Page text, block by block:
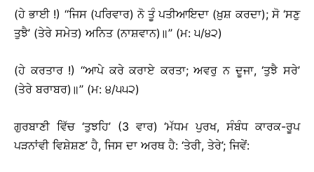
(ਹੇ ਭਾਈ !) ‘‘ਜਿਸ (ਪਰਿਵਾਰ) ਨੋ ਤੂੰ ਪਤੀਆਇਦਾ (ਖ਼ੁਸ਼ ਕਰਦਾ); ਸੋ ‘ਸਣੁ
ਤੁਝੈ’ (ਤੇਰੇ ਸਮੇਤ) ਅਨਿਤ (ਨਾਸ਼ਵਾਨ)॥’’ (ਮ: ੫/੪੨)
(ਹੇ ਕਰਤਾਰ !) ‘‘ਆਪੇ ਕਰੇ ਕਰਾਏ ਕਰਤਾ; ਅਵਰੁ ਨ ਦੂਜਾ, ‘ਤੁਝੈ ਸਰੇ’
(ਤੇਰੇ ਬਰਾਬਰ)॥’’ (ਮ: ੪/੫੫੨)
ਗੁਰਬਾਣੀ ਵਿੱਚ ‘ਤੁਝਹਿ’ (3 ਵਾਰ) ‘ਮੱਧਮ ਪੁਰਖ, ਸੰਬੰਧ ਕਾਰਕ-ਰੂਪ
ਪੜਨਾਂਵੀ ਵਿਸ਼ੇਸ਼ਣ’ ਹੈ, ਜਿਸ ਦਾ ਅਰਥ ਹੈ: ‘ਤੇਰੀ, ਤੇਰੇ’; ਜਿਵੇਂ: